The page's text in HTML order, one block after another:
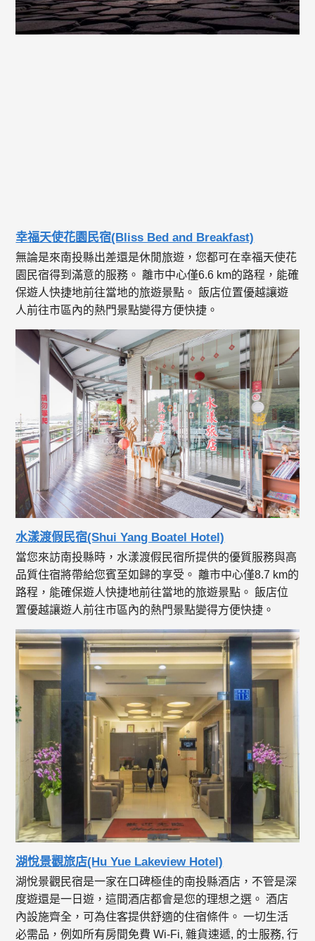
幸福天使花園民宿(Bliss Bed and Breakfast)
無論是來南投縣出差還是休閒旅遊，您都可在幸福天使花
園民宿得到滿意的服務。 離市中心僅6.6 km的路程，能確
保遊人快捷地前往當地的旅遊景點。 飯店位置優越讓遊
人前往市區內的熱門景點變得方便快捷。
水漾渡假民宿(Shui Yang Boatel Hotel)
當您來訪南投縣時，水漾渡假民宿所提供的優質服務與高
品質住宿將帶給您賓至如歸的享受。 離市中心僅8.7 km的
路程，能確保遊人快捷地前往當地的旅遊景點。 飯店位
置優越讓遊人前往市區內的熱門景點變得方便快捷。
湖悅景觀旅店(Hu Yue Lakeview Hotel)
湖悅景觀民宿是一家在口碑極佳的南投縣酒店，不管是深
度遊還是一日遊，這間酒店都會是您的理想之選。 酒店
內設施齊全，可為住客提供舒適的住宿條件。 一切生活
必需品，例如所有房間免費 Wi-Fi, 雜貨速遞, 的士服務, 行